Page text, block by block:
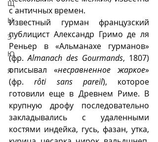
Щ
Ы
Э
Ю
Я
с античных времен.
Известный гурман французский
публицист Александр Гримо де ля
Реньер в «Альманахе гурманов»
(фр. Almanach des Gourmands, 1807)
описывал «несравненное жаркое»
(фр. rôti sans pareil), которое
готовили еще в Древнем Риме. В
крупную дрофу последовательно
закладывались с удаленными
костями индейка, гусь, фазан, утка,